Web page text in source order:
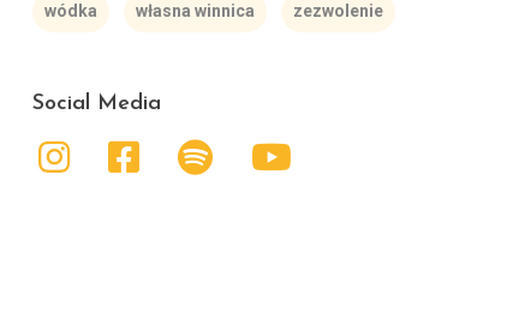
wódka własna winnica zezwolenie
Social Media